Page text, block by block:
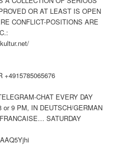
OR AT LEAST IS OPEN
CONFLICT-POSITIONS ARE
+4915785065676
CHAT EVERY DAY
9 PM, IN DEUTSCH/GERMAN
SATURDAY